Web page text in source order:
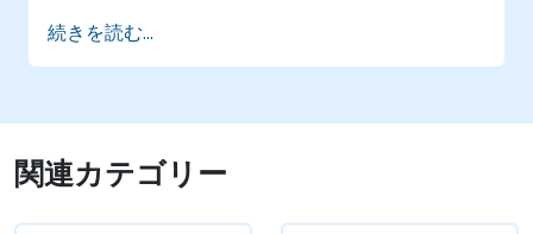
対応できるよう Grafana を設定する
高度なトラブルシューティングおよびスケー
続きを読む...
関連カテゴリー